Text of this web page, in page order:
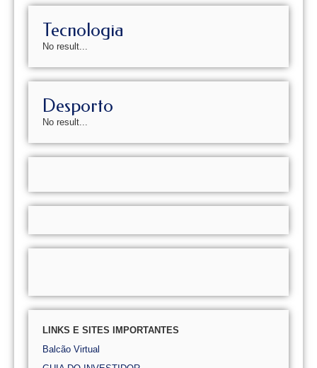
Tecnologia
No result...
Desporto
No result...
LINKS E SITES IMPORTANTES
Balcão Virtual